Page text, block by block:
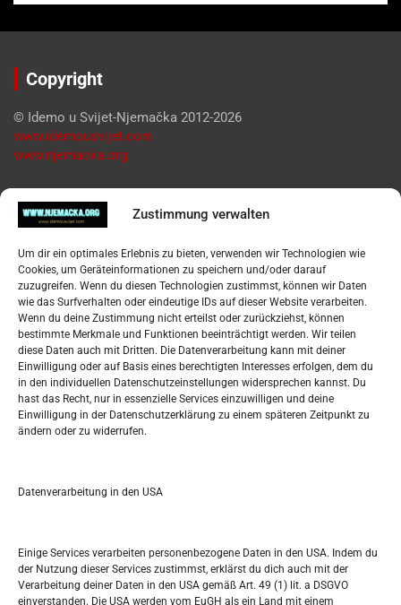
Zustimmung verwalten
Um dir ein optimales Erlebnis zu bieten, verwenden wir Technologien wie
Cookies, um Geräteinformationen zu speichern und/oder darauf
zuzugreifen. Wenn du diesen Technologien zustimmst, können wir Daten
wie das Surfverhalten oder eindeutige IDs auf dieser Website verarbeiten.
Wenn du deine Zustimmung nicht erteilst oder zurückziehst, können
bestimmte Merkmale und Funktionen beeinträchtigt werden. Wir teilen
diese Daten auch mit Dritten. Die Datenverarbeitung kann mit deiner
Einwilligung oder auf Basis eines berechtigten Interesses erfolgen, dem du
in den individuellen Datenschutzeinstellungen widersprechen kannst. Du
hast das Recht, nur in essenzielle Services einzuwilligen und deine
Einwilligung in der Datenschutzerklärung zu einem späteren Zeitpunkt zu
ändern oder zu widerrufen.
Datenverarbeitung in den USA
Einige Services verarbeiten personenbezogene Daten in den USA. Indem du
der Nutzung dieser Services zustimmst, erklärst du dich auch mit der
Verarbeitung deiner Daten in den USA gemäß Art. 49 (1) lit. a DSGVO
einverstanden. Die USA werden vom EuGH als ein Land mit einem
Copyright
© Idemo u Svijet-Njemačka 2012-2026
www.idemousvijet.com
www.njemacka.org
Pregled
Datenschutzerklärung
Widerufsbelehrung
Oglašavanje / Postavite svoj oglas
Tko je “Idemo u Svijet – Njemačka?
Pretražite stranicu:
S
APRIL 2017
M D M D F S